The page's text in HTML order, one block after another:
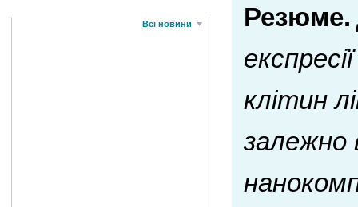
Всі новини
Резюме.
клітин
залежно